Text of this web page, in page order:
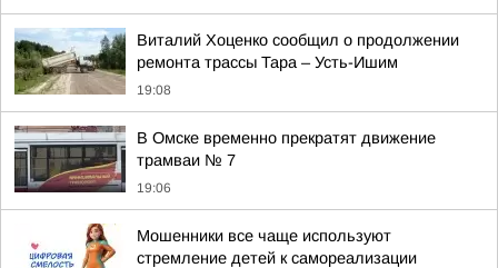
Виталий Хоценко сообщил о продолжении
ремонта трассы Тара – Усть-Ишим
19:08
В Омске временно прекратят движение
трамваи № 7
19:06
Мошенники все чаще используют
стремление детей к самореализации